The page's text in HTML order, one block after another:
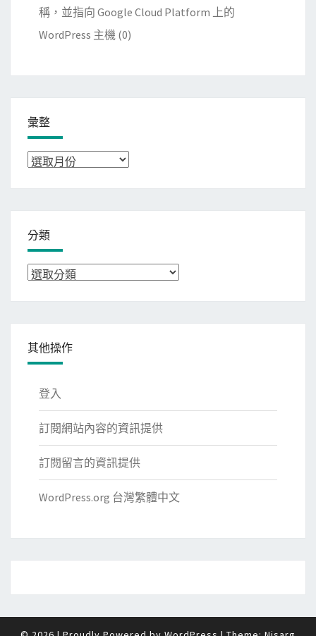
稱，並指向 Google Cloud Platform 上的
WordPress 主機 (0)
彙整
彙
分類
分
其他操作
登入
訂閱網站內容的資訊提供
訂閱留言的資訊提供
WordPress.org 台灣繁體中文